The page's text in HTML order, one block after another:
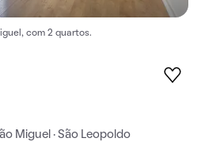
com 2 quartos.
Miguel · São Leopoldo